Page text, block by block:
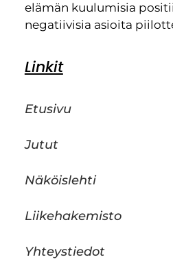
elämän kuulumisia
negatiivisia asioita
Linkit
Etusivu
Jutut
Näköislehti
Liikehakemisto
Yhteystiedot